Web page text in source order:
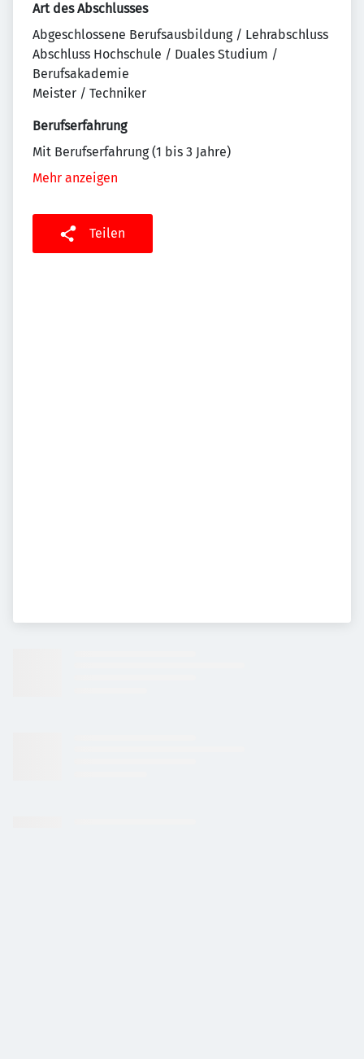
Art des Abschlusses
Abgeschlossene Berufsausbildung / Lehrabschluss
Abschluss Hochschule / Duales Studium /
Berufsakademie
Meister / Techniker
Berufserfahrung
Mit Berufserfahrung (1 bis 3 Jahre)
Mehr anzeigen
Teilen